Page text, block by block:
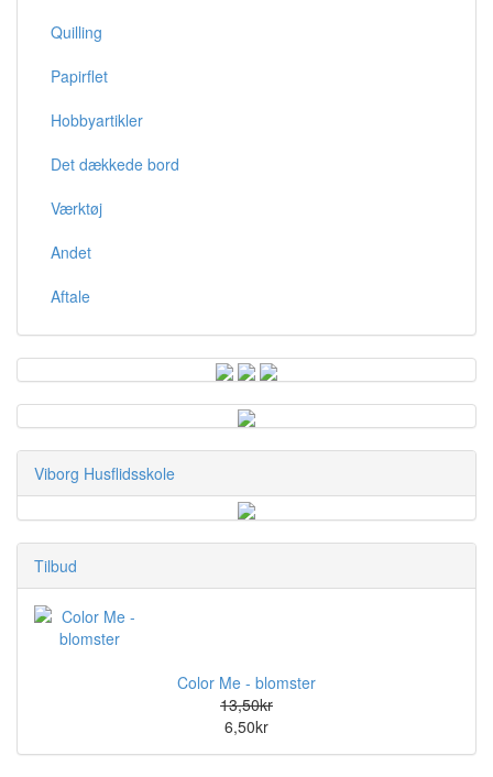
Quilling
Papirflet
Hobbyartikler
Det dækkede bord
Værktøj
Andet
Aftale
Viborg Husflidsskole
Tilbud
Color Me - blomster
13,50kr
6,50kr